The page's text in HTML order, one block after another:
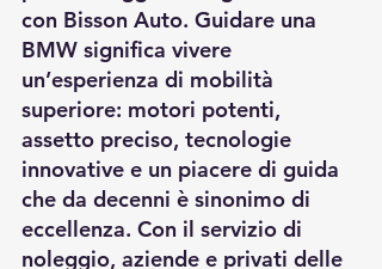
con Bisson Auto. Guidare una
BMW significa vivere
un’esperienza di mobilità
superiore: motori potenti,
assetto preciso, tecnologie
innovative e un piacere di guida
che da decenni è sinonimo di
eccellenza. Con il servizio di
noleggio, aziende e privati delle